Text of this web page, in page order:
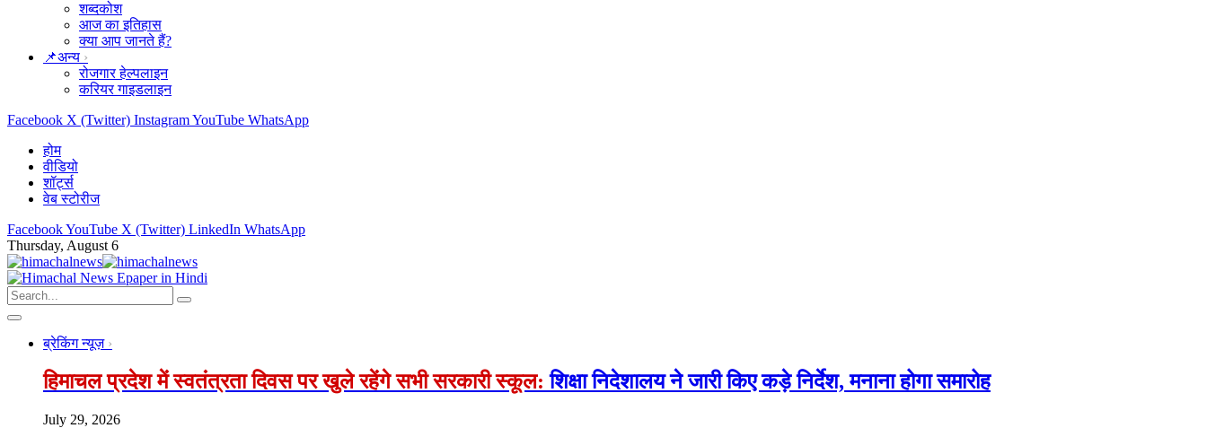
शब्दकोश
आज का इतिहास
क्या आप जानते हैं?
📌अन्य
रोजगार हेल्पलाइन
करियर गाइडलाइन
Facebook X (Twitter) InstagramYouTube WhatsApp
होम
वीडियो
शॉर्ट्स
वेब स्टोरीज
FacebookYouTube X (Twitter) LinkedIn WhatsApp
Thursday, August 6
ब्रेकिंग न्यूज़
हिमाचल प्रदेश में स्वतंत्रता दिवस पर खुले रहेंगे सभी सरकारी स्कूल: शिक्षा निदेशालय ने जारी किए कड़े निर्देश, मनाना होगा समारोह
July 29, 2026